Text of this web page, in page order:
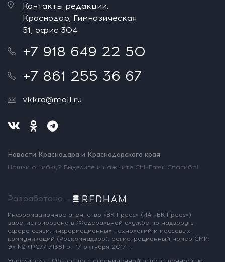
Контакты редакции:
Краснодар, Гимназическая
51, офис 304
+7 918 649 22 50
+7 861 255 36 67
vkkrd@mail.ru
Новости Краснодара и Краснодарского края
Нашли ошибку? Выделите и нажмите Ctrl+Enter. Спасибо!
Разработано —
Информационное агентство «ВК Пресс» (ИА «ВК Пресс»)
зарегистрировано в Федеральной службе по надзору в
сфере связи, информационных технологий и массовых
коммуникаций (Роскомнадзор), регистрационный номер СМИ:
Эл № ФС77-71381 от 17 октября 2017 г.